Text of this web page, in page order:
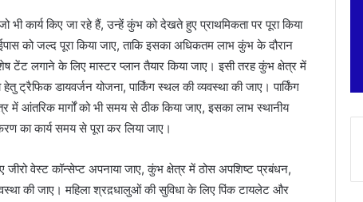
भी कार्य किए जा रहे हैं, उन्हें कुंभ को देखते हुए प्राथमिकता पर पूरा किया
को जल्द पूरा किया जाए, ताकि इसका अधिकतम लाभ कुंभ के दौरान
टेंट लगाने के लिए मास्टर प्लान तैयार किया जाए। इसी तरह कुंभ क्षेत्र में
ट्रैफिक डायवर्जन योजना, पार्किंग स्थल की व्यवस्था की जाए। पार्किंग
में आंतरिक मार्गों को भी समय से ठीक किया जाए, इसका लाभ स्थानीय
का कार्य समय से पूरा कर लिया जाए।
वेस्ट कॉन्सेप्ट अपनाया जाए, कुंभ क्षेत्र में ठोस अपशिष्ट प्रबंधन,
की जाए। महिला श्रद़धालुओं की सुविधा के लिए पिंक टायलेट और